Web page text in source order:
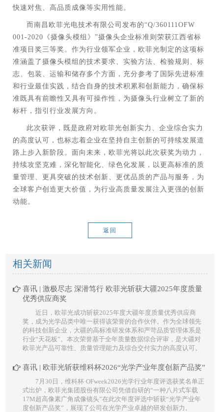
快速对焦、高品质成像等实用性能。
而南昌欧菲光电技术有限公司发布的“Q/360111OFW
001-2020 《摄像头模组》”摄像头企业标准则荣获江西省标
准项目奖三等奖。作为行业领军企业，欧菲光制定的这项标
准涵盖了摄像头模组的技术要求、实验方法、检验规则、标
志、包装、运输和储存多个方面，充分参考了国际先进标准
和行业最佳实践，结合自身的技术积累和创新能力，确保标
准既具有前瞻性又具有可操作性，为摄像头行业树立了新的
标杆，指引行业发展方向。
此次获评，既是政府对欧菲光创新实力、企业综合实力
的高度认可，也标志着企业在坚持自主创新的可持续发展道
路上步入新阶段。面向未来，欧菲光将以此次获奖为动力，
持续攻坚克难，深化智能化、绿色化发展，以更高标准的质
量管理、更具突破的技术创新、更优品质的产品与服务，为
全球客户创造更大价值，为行业高质量发展注入更强的创新
动能。
返回
相关新闻
喜讯 | 激极尽志 深潜笃行 欧菲光斩获大疆2025年度质量
优秀供应商奖
近日，欧菲光成功斩获2025年度大疆年度质量优秀供应商
奖，成为光学品类中唯一获得该荣誉的合作伙伴。作为全球领先
的科技创新企业，大疆的高标准研发体系和严苛品质管理体系是
行业“天花板”。本次荣誉基于全年质量数据综合评审，是大疆对
欧菲光产品可靠性、质量管理能力及综合交付实力的高度认可。
喜讯 | 欧菲光斩获维科杯2026“光学产业年度创新产品奖”
7月30日，维科杯·OFweek2026光学行业年度评选获奖名单正
式出炉，欧菲光集团股份有限公司凭借自研的“一种八片式车载
17M超高像素广角成像镜头”在此次年度评选中斩获“光学产业年
度创新产品奖”，展现了公司在光学产业卓越的研发创新力。